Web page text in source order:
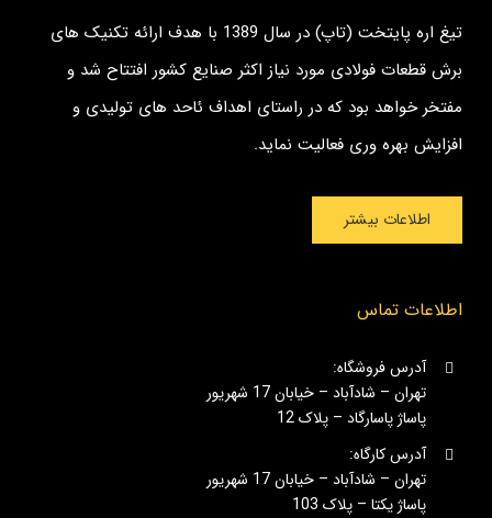
تیغ اره پایتخت (تاپ) در سال 1389 با هدف ارائه تکنیک های
برش قطعات فولادی مورد نیاز اکثر صنایع کشور افتتاح شد و
مفتخر خواهد بود که در راستای اهداف ئاحد های تولیدی و
افزایش بهره وری فعالیت نماید.
اطلاعات بیشتر
اطلاعات تماس
آدرس فروشگاه:
تهران – شادآباد – خیابان 17 شهریور
پاساژ پاسارگاد – پلاک 12
آدرس کارگاه:
تهران – شادآباد – خیابان 17 شهریور
پاساژ یکتا – پلاک 103